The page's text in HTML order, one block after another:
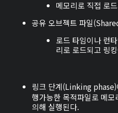
메모리로 직접 로
공유 오브젝트 파일
로드 타임이나 런
리로 로드되고 링
링크 단계(Linking
행가능한 목적파일로 메
의해 실행된다.